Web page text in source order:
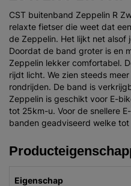
CST buitenband Zeppelin R
relaxte fietser die weet dat
de Zeppelin. Het lijkt net alsof
Doordat de band groter is en
Zeppelin lekker comfortabel.
rijdt licht. We zien steeds
rondrijden. De band is
Zeppelin is geschikt voor E-
tot 25km-u. Voor de snellere
banden geadviseerd welke
Eigenschap